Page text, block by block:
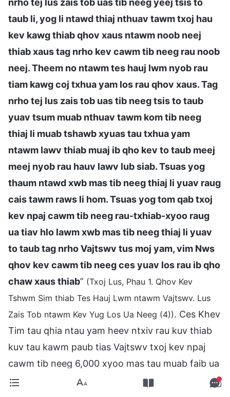
taub li, yog li ntawd thiaj nthuav tawm txoj hau
kev kawg thiab qhov xaus ntawm noob neej
thiab xaus tag nrho kev cawm tib neeg rau noob
neej. Theem no ntawm tes hauj lwm nyob rau
tiam kawg coj txhua yam los rau qhov xaus. Tag
nrho tej lus zais tob uas tib neeg tsis to taub
yuav tsum muab nthuav tawm kom tib neeg
thiaj li muab tshawb xyuas tau txhua yam
ntawm lawv thiab muaj ib qho kev to taub meej
meej nyob rau hauv lawv lub siab. Tsuas yog
thaum ntawd xwb mas tib neeg thiaj li yuav raug
cais tawm raws li hom. Tsuas yog tom qab txoj
kev npaj cawm tib neeg rau-txhiab-xyoo raug
ua tiav hlo lawm xwb mas tib neeg thiaj li yuav
to taub tag nrho Vajtswv tus moj yam, vim Nws
qhov kev cawm tib neeg ces yuav los rau ib qho
chaw xaus thiab” (Txoj Lus, Phau 1. Qhov Kev
Tshwm Sim thiab Tes Hauj Lwm ntawm Vajtswv. Lus
Zais Tob ntawm Kev Yug Los Ua Neeg (4)). Ces Khev
Tim tau qhia ntau yam heev ntxiv rau kuv thiab
kuv tau kawm paub tias Vajtswv txoj kev npaj
cawm tib neeg 6,000 xyoo mas tau muab faib ua
peb tiam, peb theem—Tiam Muaj Kev Cai, Tiam